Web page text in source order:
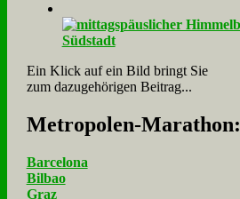
Ein Klick auf ein Bild bringt Sie
zum dazugehörigen Beitrag...
Me­tro­po­len-Ma­ra­thon:
Barcelona
Bilbao
Graz